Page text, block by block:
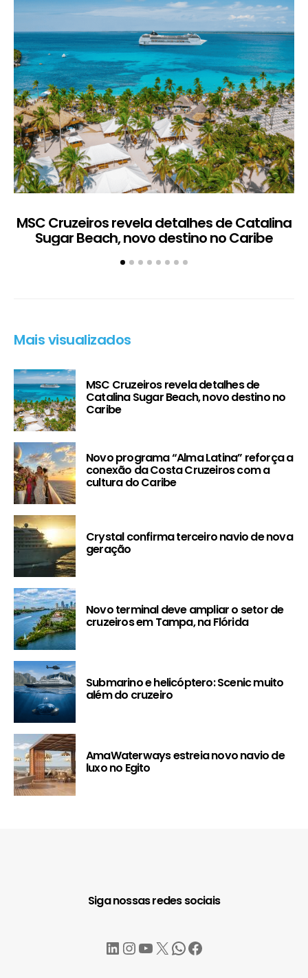
MSC Cruzeiros revela detalhes de Catalina
Sugar Beach, novo destino no Caribe
Mais visualizados
MSC Cruzeiros revela detalhes de
Catalina Sugar Beach, novo destino no
Caribe
Novo programa “Alma Latina” reforça a
conexão da Costa Cruzeiros com a
cultura do Caribe
Crystal confirma terceiro navio de nova
geração
Novo terminal deve ampliar o setor de
cruzeiros em Tampa, na Flórida
Submarino e helicóptero: Scenic muito
além do cruzeiro
AmaWaterways estreia novo navio de
luxo no Egito
Siga nossas redes sociais
LinkedIn
Instagram
YouTube
X WhatsApp
Facebook